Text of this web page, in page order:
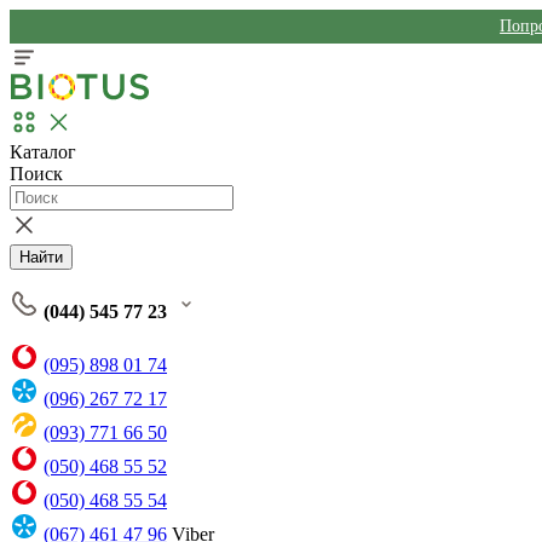
Каталог
Поиск
Найти
(044) 545 77 23
(095) 898 01 74
(096) 267 72 17
(093) 771 66 50
(050) 468 55 52
(050) 468 55 54
(067) 461 47 96 Viber